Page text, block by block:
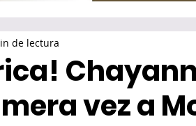
vez a
de lectura